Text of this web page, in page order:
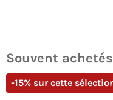
Souvent
-15% sur cette